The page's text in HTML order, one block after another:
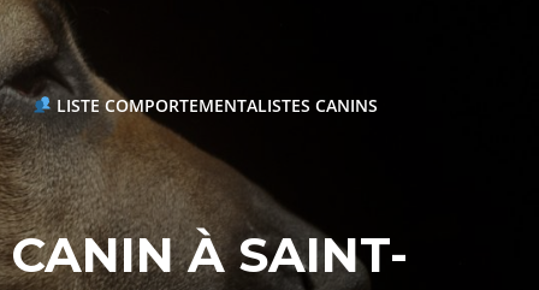
LISTE COMPORTEMENTALISTES CANINS
À SAINT-